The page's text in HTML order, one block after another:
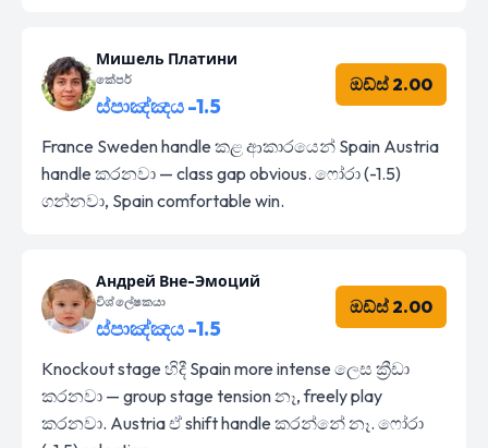
Мишель Платини
කේපර්
ස්පාඤ්ඤය -1.5
ඔඩ්ස් 2.00
France Sweden handle කළ ආකාරයෙන් Spain Austria
handle කරනවා — class gap obvious. ෆෝරා (-1.5)
ගන්නවා, Spain comfortable win.
Андрей Вне-Эмоций
විශ්ලේෂකයා
ස්පාඤ්ඤය -1.5
ඔඩ්ස් 2.00
Knockout stage හිදී Spain more intense ලෙස ක්‍රීඩා
කරනවා — group stage tension නෑ, freely play
කරනවා. Austria ඒ shift handle කරන්නේ නෑ. ෆෝරා